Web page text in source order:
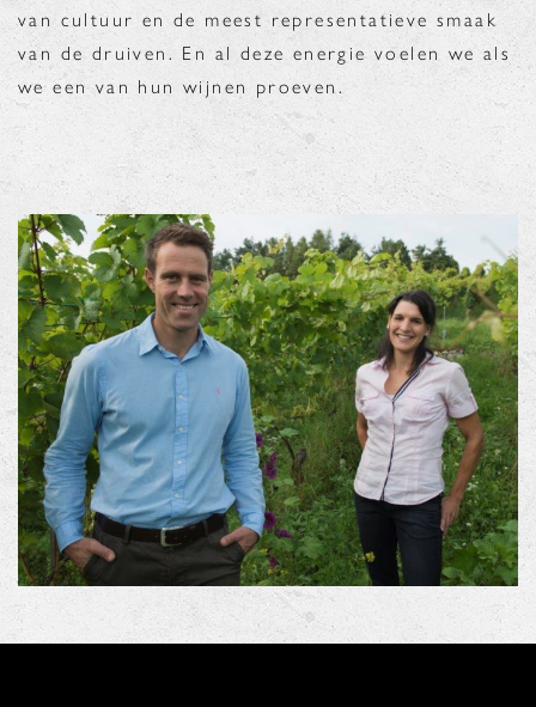
van cultuur en de meest representatieve smaak
van de druiven. En al deze energie voelen we als
we een van hun wijnen proeven.